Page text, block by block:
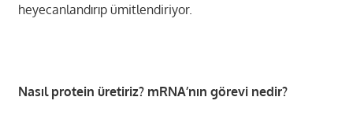
heyecanlandırıp ümitlendiriyor.
Nasıl protein üretiriz? mRNA’nın görevi nedir?